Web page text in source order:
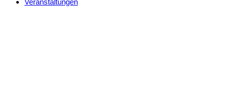
Veranstaltungen